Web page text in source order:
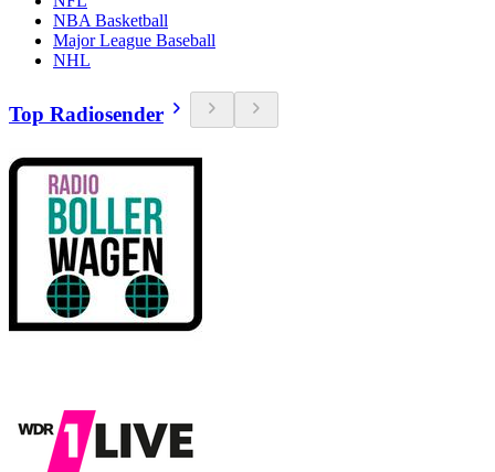
NBA Basketball
Major League Baseball
NHL
Top Radiosender